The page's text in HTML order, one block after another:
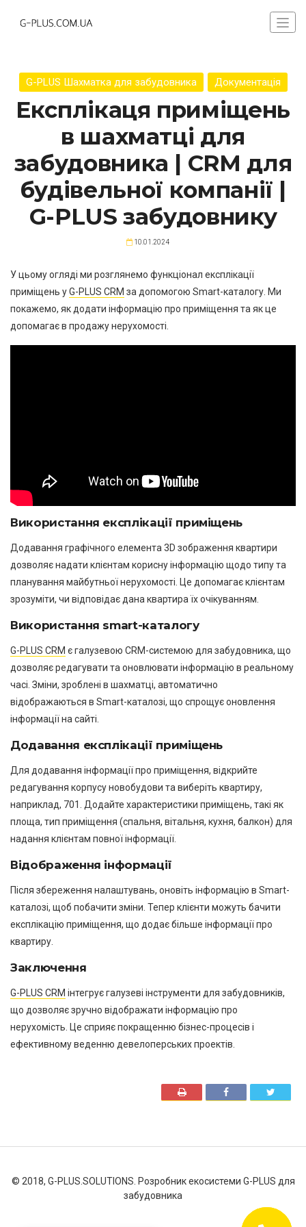
G-PLUS Шахматка для забудовника Документація
Експлікаця приміщень
в шахматці для
забудовника | CRM для
будівельної компанії |
G-PLUS забудовнику
10.01.2024
У цьому огляді ми розглянемо функціонал експлікації
приміщень уG-PLUS CRM за допомогою Smart-каталогу. Ми
покажемо, як додати інформацію про приміщення та як це
допомагає в продажу нерухомості.
Використання експлікації приміщень
Додавання графічного елемента 3D зображення квартири
дозволяє надати клієнтам корисну інформацію щодо типу та
планування майбутньої нерухомості. Це допомагає клієнтам
зрозуміти, чи відповідає дана квартира їх очікуванням.
Використання smart-каталогу
G-PLUS CRM є галузевою CRM-системою для забудовника, що
дозволяє редагувати та оновлювати інформацію в реальному
часі. Зміни, зроблені в шахматці, автоматично
відображаються в Smart-каталозі, що спрощує оновлення
інформації на сайті.
Додавання експлікації приміщень
Для додавання інформації про приміщення, відкрийте
редагування корпусу новобудови та виберіть квартиру,
наприклад, 701. Додайте характеристики приміщень, такі як
площа, тип приміщення (спальня, вітальня, кухня, балкон) для
надання клієнтам повної інформації.
Відображення інформації
Після збереження налаштувань, оновіть інформацію в Smart-
каталозі, щоб побачити зміни. Тепер клієнти можуть бачити
експлікацію приміщення, що додає більше інформації про
квартиру.
Заключення
G-PLUS CRM інтегрує галузеві інструменти для забудовників,
що дозволяє зручно відображати інформацію про
нерухомість. Це сприяє покращенню бізнес-процесів і
ефективному веденню девелоперських проектів.
© 2018, G-PLUS.SOLUTIONS. Розробник екосистеми G-PLUS для
забудовника